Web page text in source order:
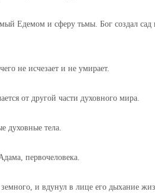
Едемом и сферу тьмы. Бог создал сад
не исчезает и не умирает.
от другой части духовного мира.
духовные тела.
первочеловека.
и вдунул в лице его дыхание